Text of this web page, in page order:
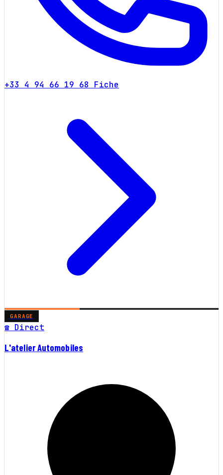
+33 4 94 66 19 68 Fiche
GARAGE
☎ Direct
L'atelier Automobiles